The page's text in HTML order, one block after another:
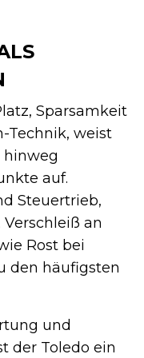
Sparsamkeit
Technik, weist
hinweg
auf.
Steuertrieb,
an
Rost bei
den häufigsten
und
der Toledo ein